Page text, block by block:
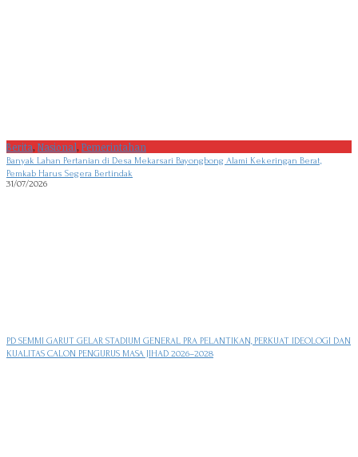
Berita,Nasional,Pemerintahan
Banyak Lahan Pertanian di Desa Mekarsari Bayongbong Alami Kekeringan Berat,
Pemkab Harus Segera Bertindak
31/07/2026
PD SEMMI GARUT GELAR STADIUM GENERAL PRA PELANTIKAN, PERKUAT IDEOLOGI DAN
KUALITAS CALON PENGURUS MASA JIHAD 2026–2028